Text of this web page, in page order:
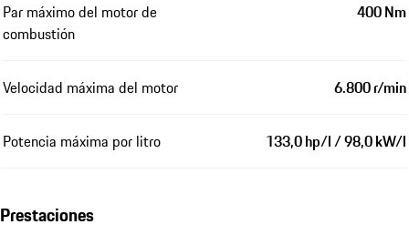
Par máximo del motor de
combustión
400 Nm
Velocidad máxima del motor 6.800 r/min
Potencia máxima por litro 133,0 hp/l / 98,0 kW/l
Prestaciones